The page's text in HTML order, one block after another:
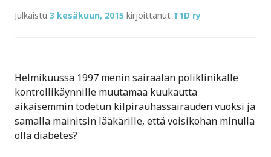
Julkaistu 3 kesäkuun, 2015 kirjoittanut T1D ry
Helmikuussa 1997 menin sairaalan poliklinikalle
kontrollikäynnille muutamaa kuukautta
aikaisemmin todetun kilpirauhassairauden vuoksi ja
samalla mainitsin lääkärille, että voisikohan minulla
olla diabetes?